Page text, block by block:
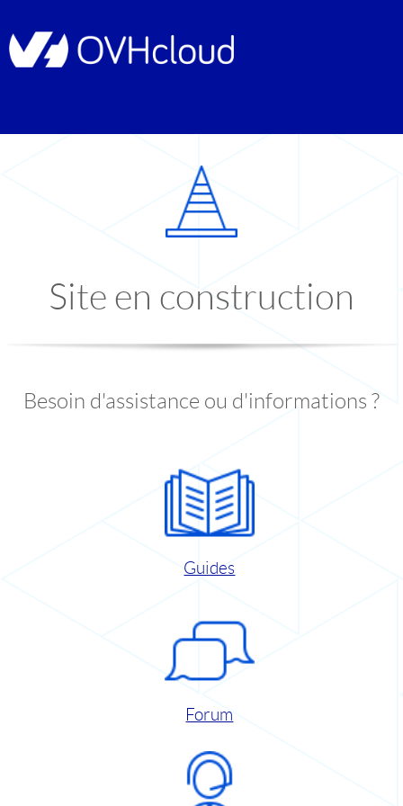
Site en construction
Besoin d'assistance ou d'informations ?
Guides
Forum